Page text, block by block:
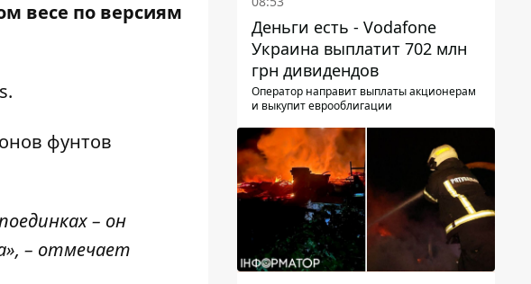
весе по версиям
.
фунтов
– он
– отмечает
Деньги есть - Vodafone
Украина выплатит 702 млн
грн дивидендов
Оператор направит выплаты акционерам
и выкупит еврооблигации